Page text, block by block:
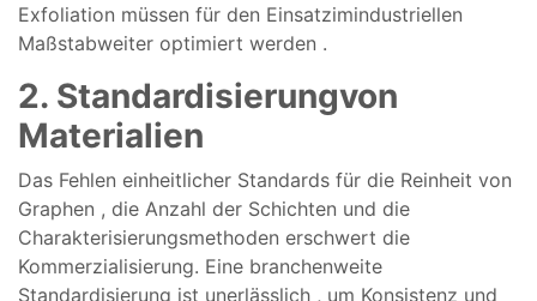
Exfoliation müssen für den Einsatzimindustriellen
Maßstabweiter optimiert werden .
2. Standardisierungvon
Materialien
Das Fehlen einheitlicher Standards für die Reinheit von
Graphen , die Anzahl der Schichten und die
Charakterisierungsmethoden erschwert die
Kommerzialisierung. Eine branchenweite
Standardisierung ist unerlässlich , um Konsistenz und